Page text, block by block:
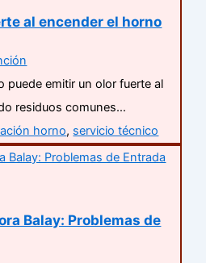
al encender el horno
puede emitir un olor fuerte al
residuos comunes…
horno, servicio técnico
Balay: Problemas de